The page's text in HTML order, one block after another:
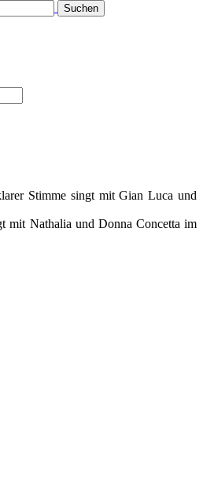
Stimme singt mit Gian Luca und
mit Nathalia und Donna Concetta im